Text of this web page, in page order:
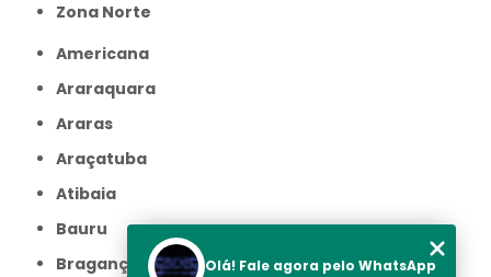
Zona Norte
Americana
Araraquara
Araras
Araçatuba
Atibaia
Bauru
Bragança PaulistaOlá! Fale agora pelo WhatsApp